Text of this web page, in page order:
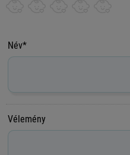
Név*
Vélemény